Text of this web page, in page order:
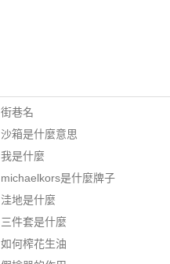
街巷名
沙箱是什麼意思
我是什麼
michaelkors是什麼牌子
洼地是什麼
三件套是什麼
如何榨花生油